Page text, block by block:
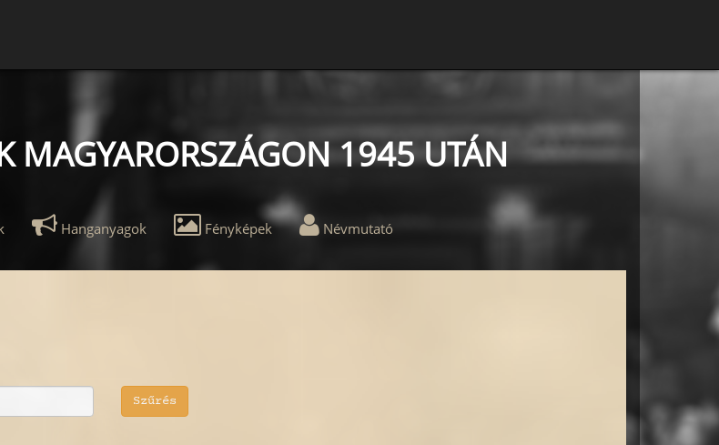
MAGYARORSZÁGON 1945 UTÁN
Hanganyagok Fényképek Névmutató
Szűrés